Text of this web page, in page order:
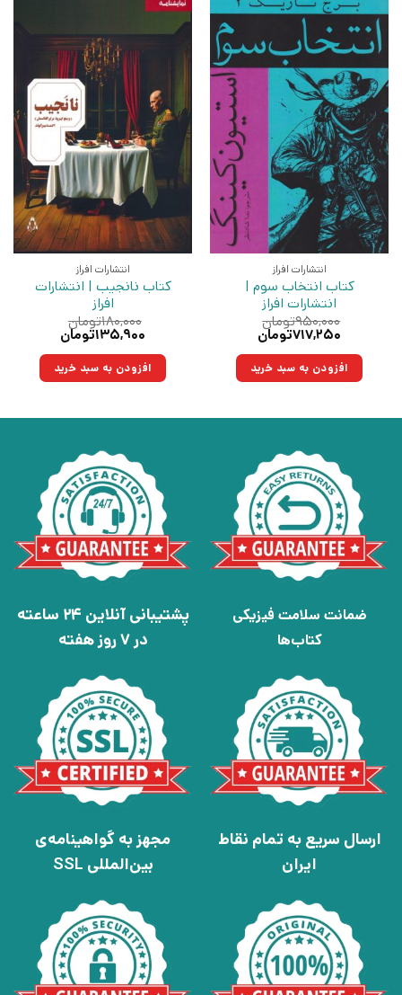
انتشارات افراز
کتاب انتخاب سوم |
انتشارات افراز
۹۵۰,۰۰۰تومان
قیمت
۹۵۰,۰۰۰تومان
بود.
۷۱۷,۲۵۰تومان
۷۱۷,۲۵۰تومان.افزودن به سبد خرید
انتشارات افراز
کتاب نانجیب | انتشارات
افراز
۱۸۰,۰۰۰تومان
قیمت
۱۸۰,۰۰۰تومان
بود.
۱۳۵,۹۰۰تومان
۱۳۵,۹۰۰تومان.افزودن به سبد خرید
ضمانت سلامت فیزیکی
کتاب‌ها
پشتیبانی آنلاین 24 ساعته
در 7 روز هفته
ارسال سریع به تمام نقاط
ایران
مجهز به گواهینامه‌ی
بین‌المللی SSL